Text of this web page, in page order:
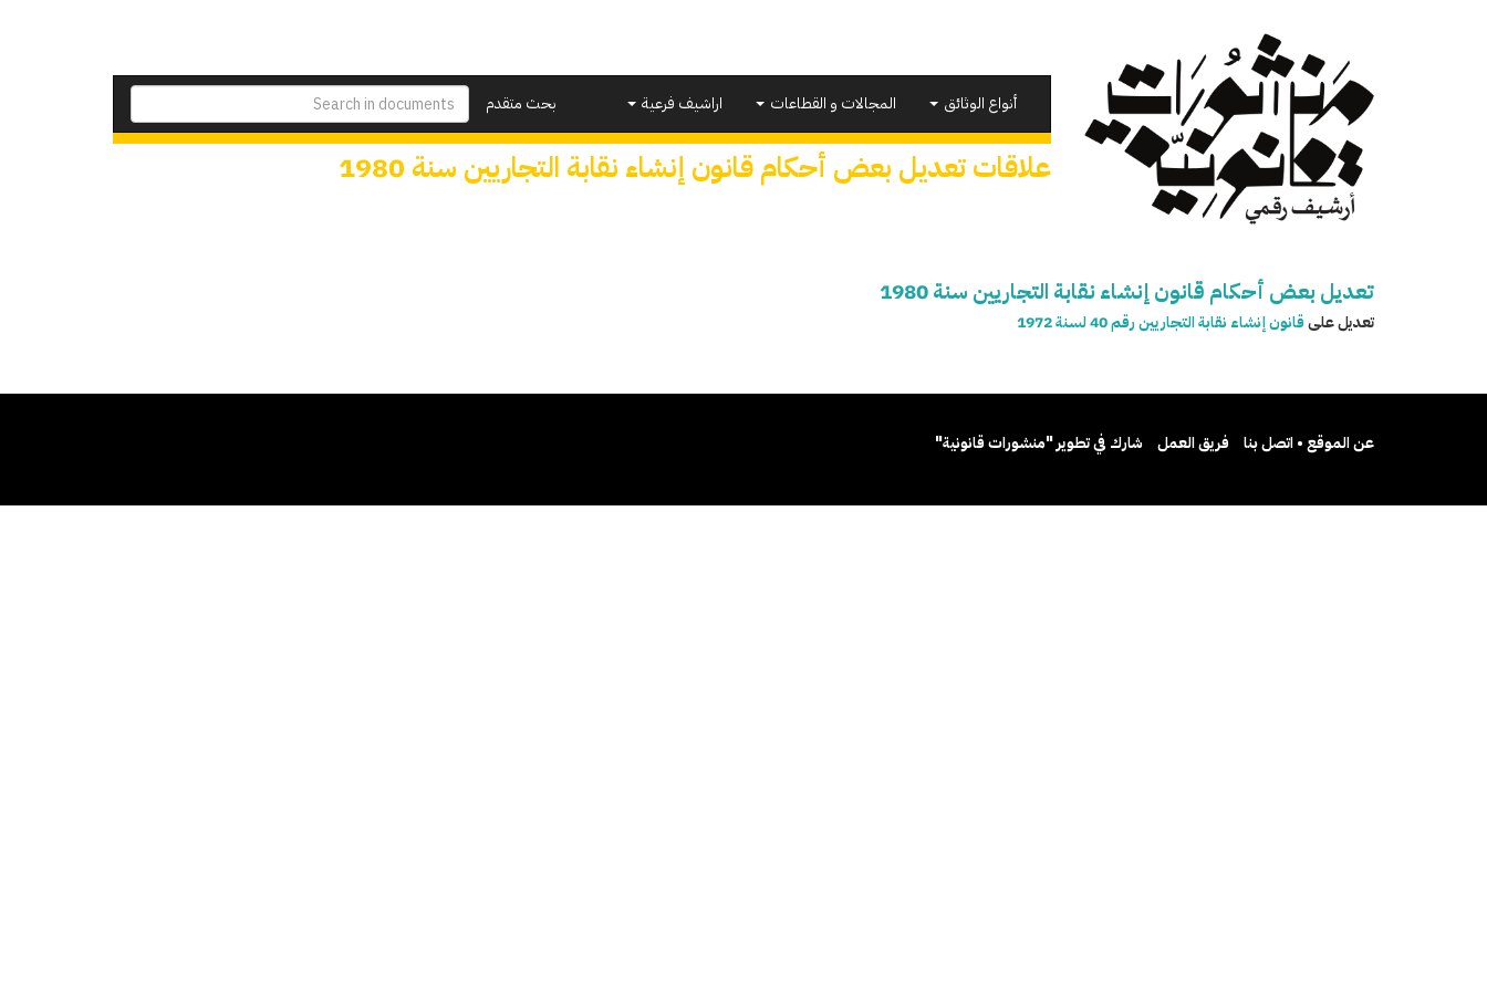
بحث متقدم
أنواع الوثائق المجالات و القطاعات اراشيف فرعية
علاقات تعديل بعض أحكام قانون إنشاء نقابة التجاريين سنة 1980
تعديل بعض أحكام قانون إنشاء نقابة التجاريين سنة 1980
تعديل علىقانون إنشاء نقابة التجاريين رقم 40 لسنة 1972
عن الموقع • اتصل بنا فريق العمل شارك في تطوير "منشورات قانونية"